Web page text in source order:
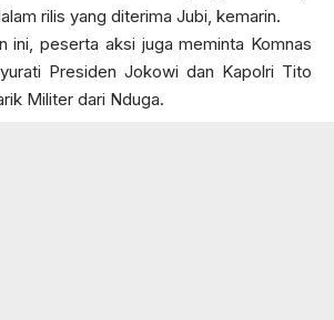
rilis yang diterima Jubi, kemarin.
ini, peserta aksi juga meminta Komnas
Presiden Jokowi dan Kapolri Tito
Militer dari Nduga.